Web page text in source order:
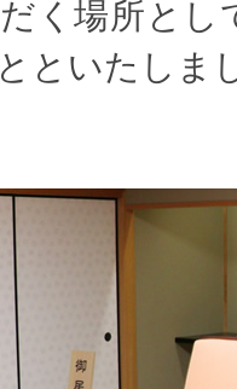
く場所とし
といたしま